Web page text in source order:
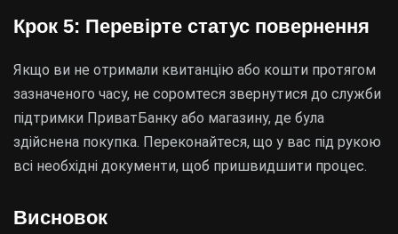
Крок 5: Перевірте статус повернення
Якщо ви не отримали квитанцію або кошти протягом
зазначеного часу, не соромтеся звернутися до служби
підтримки ПриватБанку або магазину, де була
здійснена покупка. Переконайтеся, що у вас під рукою
всі необхідні документи, щоб пришвидшити процес.
Висновок